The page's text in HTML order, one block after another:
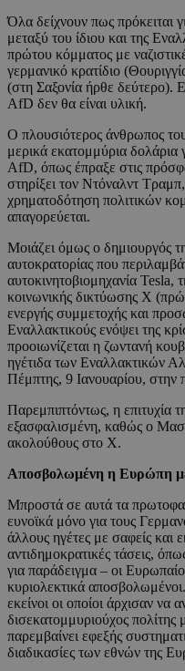
Όλα δείχνουν πως πρόκειται
μεταξύ του ίδιου και της
πρώτου κόμματος με
γερμανικό κρατίδιο
(στη Σαξονία ήρθε δεύτερο).
AfD δεν θα είναι υλική.
Ο πλουσιότερος άνθρωπος
μερικά εκατομμύρια δολάρια
AfD, όπως έπραξε στις
στηρίξει τον Ντόναλντ
χρηματοδότηση πολιτικών
απαγορεύεται.
Μοιάζει όμως ο δημιουργός
αυτοκρατορίας που
αυτοκινητοβιομηχανία Tesla,
κοινωνικής δικτύωσης Χ
ενεργής συμμετοχής και
Εναλλακτικούς ενόψει της
προοιωνίζεται η ζωντανή
ηγέτιδα των Εναλλακτικών
Πέμπτης, 9 Ιανουαρίου,
Παρεμπιπτόντως, η επιτυχία
εξασφαλισμένη, καθώς ο
ακολούθους στο Χ.
Αποσβολωμένη η Ευρώπη
Μπροστά σε αυτά τα
ευνοϊκά μόνο για τους
άλλους ηγέτες με σαφείς και
αντιδημοκρατικές τάσεις,
για παράδειγμα – οι
κυριολεκτικά
εκείνοι οι οποίοι άρχισαν να
δισεκατομμυριούχος
παρεμβαίνει εφεξής
διαδικασίες των εθνών της